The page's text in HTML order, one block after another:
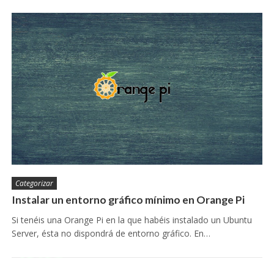
Categorizar
Instalar un entorno gráfico mínimo en Orange Pi
Si tenéis una Orange Pi en la que habéis instalado un Ubuntu
Server, ésta no dispondrá de entorno gráfico. En…